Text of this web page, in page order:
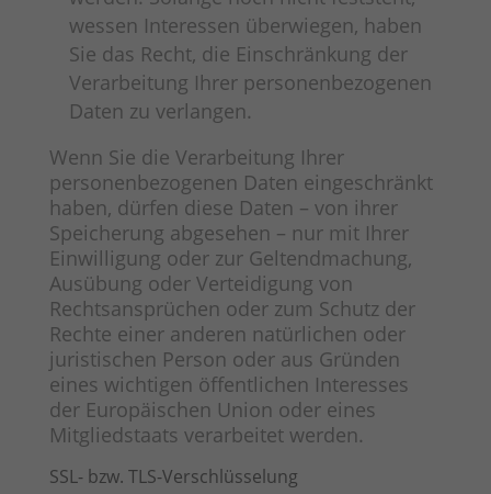
wessen Interessen überwiegen, haben
Sie das Recht, die Einschränkung der
Verarbeitung Ihrer personenbezogenen
Daten zu verlangen.
Wenn Sie die Verarbeitung Ihrer
personenbezogenen Daten eingeschränkt
haben, dürfen diese Daten – von ihrer
Speicherung abgesehen – nur mit Ihrer
Einwilligung oder zur Geltendmachung,
Ausübung oder Verteidigung von
Rechtsansprüchen oder zum Schutz der
Rechte einer anderen natürlichen oder
juristischen Person oder aus Gründen
eines wichtigen öffentlichen Interesses
der Europäischen Union oder eines
Mitgliedstaats verarbeitet werden.
SSL- bzw. TLS-Verschlüsselung